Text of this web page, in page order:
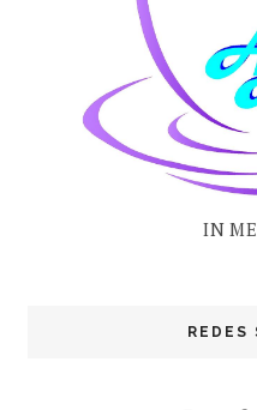
IN
REDES